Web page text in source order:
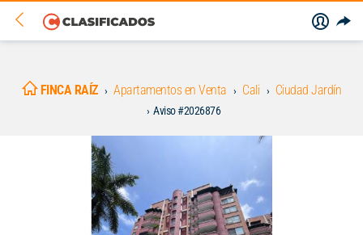
FINCA RAÍZ Apartamentos en Venta Cali Ciudad Jardín
Aviso #2026876